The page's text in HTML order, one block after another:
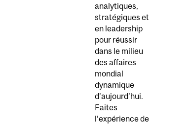
analytiques,
stratégiques et
en leadership
pour réussir
dans le milieu
des affaires
mondial
dynamique
d’aujourd’hui.
Faites
l’expérience de